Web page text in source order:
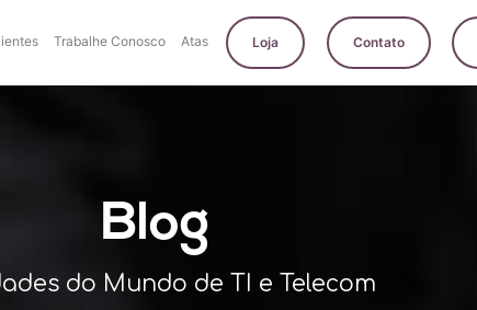
Trabalhe Conosco Atas Loja Contato
Blog
do Mundo de TI e Telecom